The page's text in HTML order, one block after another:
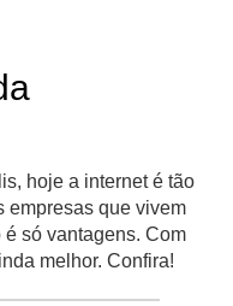
hoje a internet é tão
empresas que vivem
só vantagens. Com
melhor. Confira!